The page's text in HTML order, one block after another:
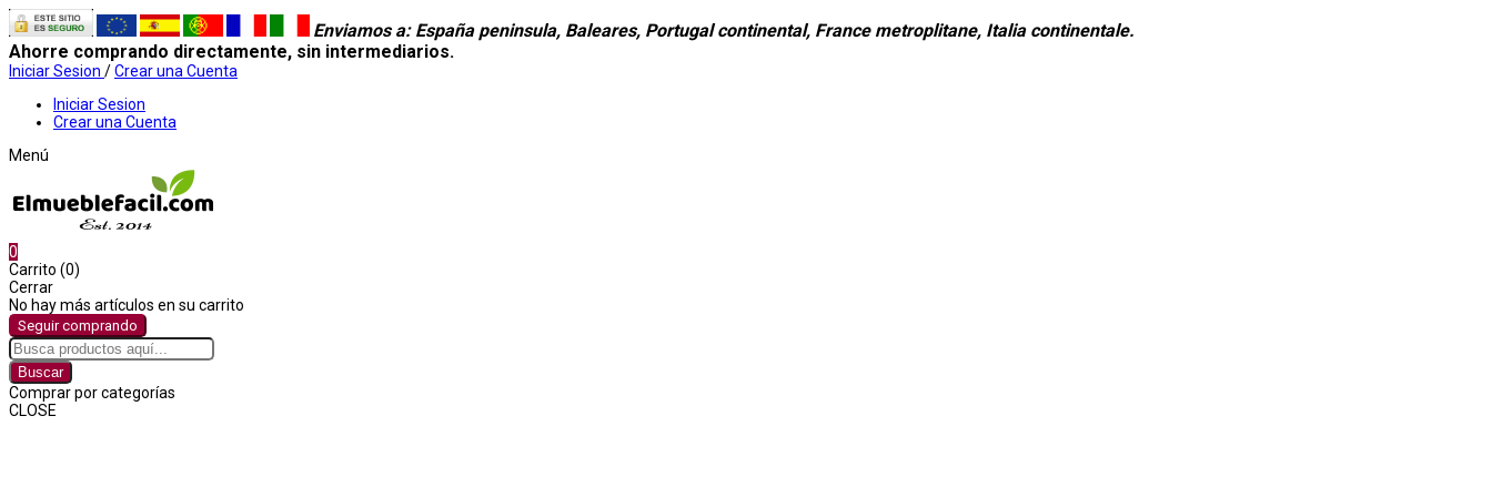
Enviamos a: España peninsula, Baleares, Portugal continental, France metroplitane, Italia continentale.
Ahorre comprando directamente, sin intermediarios.
Iniciar Sesion /Crear una Cuenta
Iniciar Sesion
Crear una Cuenta
Menú
0
Carrito (0)
Cerrar
No hay más artículos en su carrito
Seguir comprando
Buscar
Comprar por categorías
CLOSE